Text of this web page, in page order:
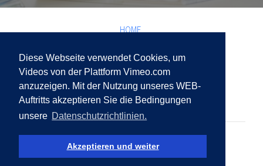
Diese Webseite verwendet Cookies, um
Videos von der Plattform Vimeo.com
anzuzeigen. Mit der Nutzung unseres WEB-
Auftritts akzeptieren Sie die Bedingungen
unsere Datenschutzrichtlinien.
Akzeptieren und weiter
HOME
DIENSTLEISTUNG
BLOG
Copyright © 2020 Denner EDV. Alle Rechte vorbehalten.